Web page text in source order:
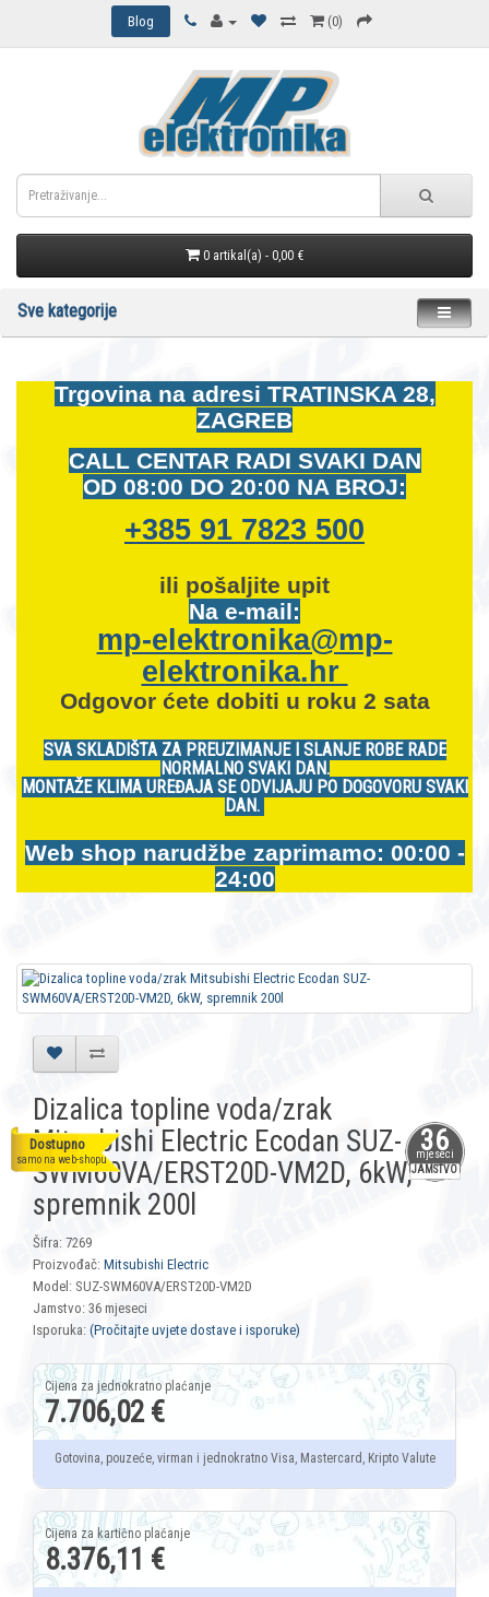
Blog (0)
0 artikal(a) - 0,00 €
Sve kategorije
Trgovina na adresi TRATINSKA 28,
ZAGREB
CALL CENTAR RADI SVAKI DAN
OD 08:00 DO 20:00 NA BROJ:
+385 91 7823 500
ili pošaljite upit
Na e-mail:
mp-elektronika@mp-
elektronika.hr
Odgovor ćete dobiti u roku 2 sata
SVA SKLADIŠTA ZA PREUZIMANJE I SLANJE ROBE RADE
NORMALNO SVAKI DAN.
MONTAŽE KLIMA UREĐAJA SE ODVIJAJU PO DOGOVORU SVAKI
DAN.
Web shop narudžbe zaprimamo: 00:00 -
24:00
36
mjeseci
JAMSTVO
Dostupno
samo na web-shopu
Dizalica topline voda/zrak
Mitsubishi Electric Ecodan SUZ-
SWM60VA/ERST20D-VM2D, 6kW,
spremnik 200l
Šifra: 7269
Proizvođač: Mitsubishi Electric
Model: SUZ-SWM60VA/ERST20D-VM2D
Jamstvo: 36 mjeseci
Isporuka: (Pročitajte uvjete dostave i isporuke)
7.706,02 €
Gotovina, pouzeće, virman i jednokratno Visa, Mastercard, Kripto Valute
8.376,11 €